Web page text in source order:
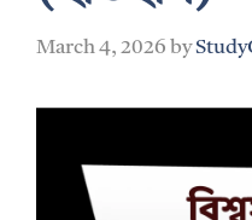
March 4, 2026 by